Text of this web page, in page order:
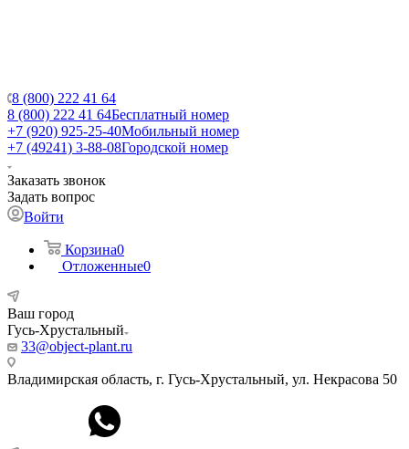
8 (800) 222 41 64
8 (800) 222 41 64Бесплатный номер
+7 (920) 925-25-40Мобильный номер
+7 (49241) 3-88-08Городской номер
Заказать звонок
Задать вопрос
Войти
Корзина0
Отложенные0
Ваш город
Гусь-Хрустальный
33@object-plant.ru
Владимирская область, г. Гусь-Хрустальный, ул. Некрасова 50